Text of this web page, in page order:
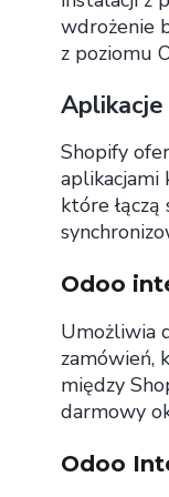
wdrożenie
z poziomu
Shopify
które
Odoo
Umożliwia
zamówień,
między
darmowy
Odoo